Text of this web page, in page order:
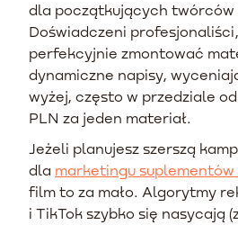
dla początkujących twórców
Doświadczeni
perfekcyjnie zmontować
dynamiczne napisy,
wyżej, często w przedziale
PLN za jeden materiał.
Jeżeli planujesz szerszą
dla marketingu
film to za mało. Algorytmy
i TikTok szybko się nasycają